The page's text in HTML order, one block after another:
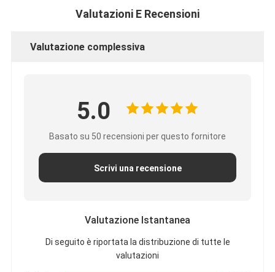
Valutazioni E Recensioni
Valutazione complessiva
5.0
Basato su 50 recensioni per questo fornitore
Scrivi una recensione
Valutazione Istantanea
Di seguito è riportata la distribuzione di tutte le
valutazioni